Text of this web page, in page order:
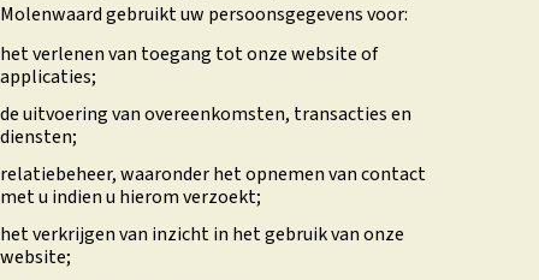
Molenwaard gebruikt uw persoonsgegevens voor:
het verlenen van toegang tot onze website of
applicaties;
de uitvoering van overeenkomsten, transacties en
diensten;
relatiebeheer, waaronder het opnemen van contact
met u indien u hierom verzoekt;
het verkrijgen van inzicht in het gebruik van onze
website;